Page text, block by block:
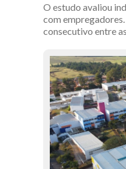
O estudo avaliou
com
consecutivo entre